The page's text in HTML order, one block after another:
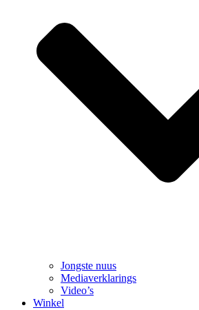
Jongste nuus
Mediaverklarings
Video’s
Winkel